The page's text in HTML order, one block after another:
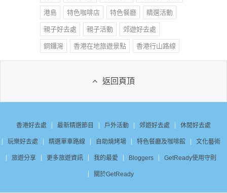
港島 特色咖啡店 特色餐廳 精選活動
親子好去處 親子活動 郊遊好去處
銅鑼灣 香港在地旅遊景點 香港行山路線
返回頁頂
香港好去處 最新精選節目 戶外活動 郊遊好去處 休閒好去處
玩樂好去處 精選單車路線 自助燒烤場 特色餐廳及咖啡館 文化藝術
旅遊分享 更多旅遊資訊 我的最愛 Bloggers GetReady使用守則
關於GetReady